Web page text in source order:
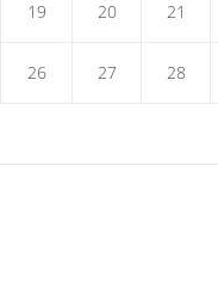
19 20 21
26 27 28